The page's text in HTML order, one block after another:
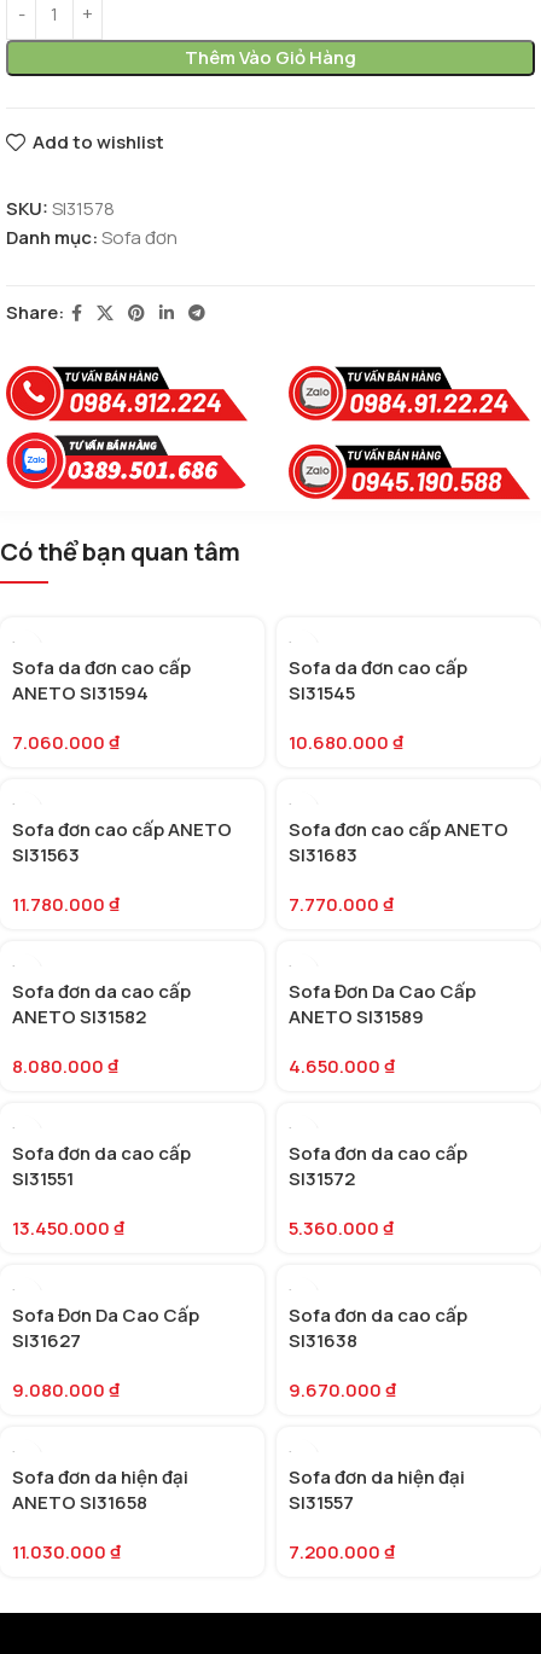
Thêm Vào Giỏ Hàng
Add to wishlist
SKU:SI31578
Danh mục:Sofa đơn
Share:
Có thể bạn quan tâm
Sofa da đơn cao cấp
ANETO SI31594
7.060.000₫
Sofa da đơn cao cấp
SI31545
10.680.000₫
Sofa đơn cao cấp ANETO
SI31563
11.780.000₫
Sofa đơn cao cấp ANETO
SI31683
7.770.000₫
Sofa đơn da cao cấp
ANETO SI31582
8.080.000₫
Sofa Đơn Da Cao Cấp
ANETO SI31589
4.650.000₫
Sofa đơn da cao cấp
SI31551
13.450.000₫
Sofa đơn da cao cấp
SI31572
5.360.000₫
Sofa Đơn Da Cao Cấp
SI31627
9.080.000₫
Sofa đơn da cao cấp
SI31638
9.670.000₫
Sofa đơn da hiện đại
ANETO SI31658
11.030.000₫
Sofa đơn da hiện đại
SI31557
7.200.000₫